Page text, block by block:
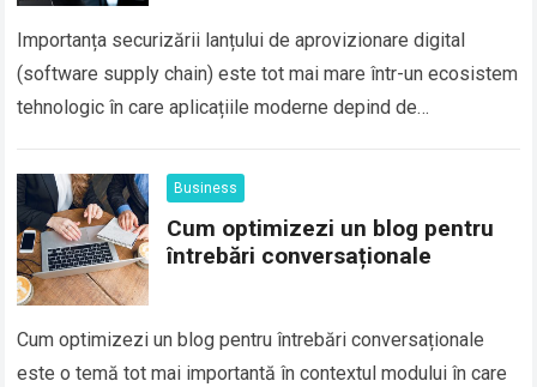
Importanța securizării lanțului de aprovizionare digital
(software supply chain) este tot mai mare într-un ecosistem
tehnologic în care aplicațiile moderne depind de
și integrări…
Business
Cum optimizezi un blog pentru
întrebări conversaționale
Cum optimizezi un blog pentru întrebări conversaționale
este o temă tot mai importantă în contextul modului în care